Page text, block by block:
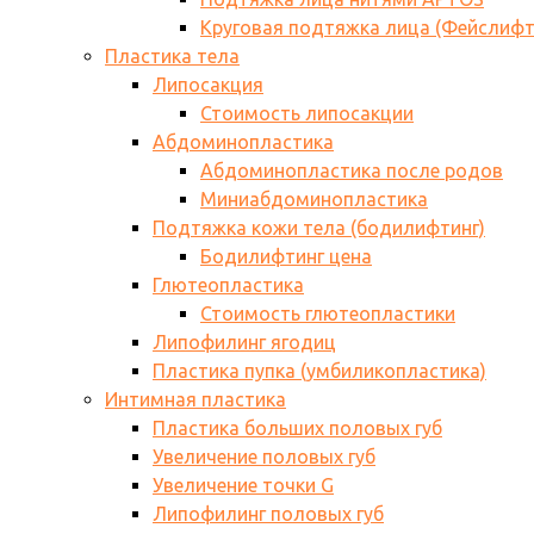
Круговая подтяжка лица
Пластика тела
Липосакция
Стоимость липосакции
Абдоминопластика
Абдоминопластика после родов
Миниабдоминопластика
Подтяжка кожи тела (бодилифтинг)
Бодилифтинг цена
Глютеопластика
Стоимость глютеопластики
Липофилинг ягодиц
Пластика пупка (умбиликопластика)
Интимная пластика
Пластика больших половых губ
Увеличение половых губ
Увеличение точки G
Липофилинг половых губ